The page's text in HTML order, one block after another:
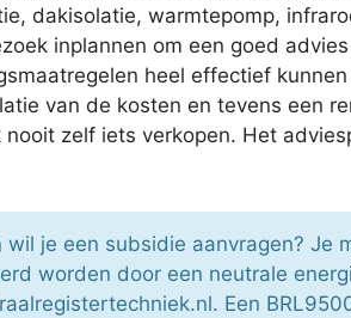
dakisolatie, warmtepomp,
inplannen om een goed
heel effectief
van de kosten en tevens een
zelf iets verkopen. Het
je een subsidie aanvragen?
worden door een neutrale
Een